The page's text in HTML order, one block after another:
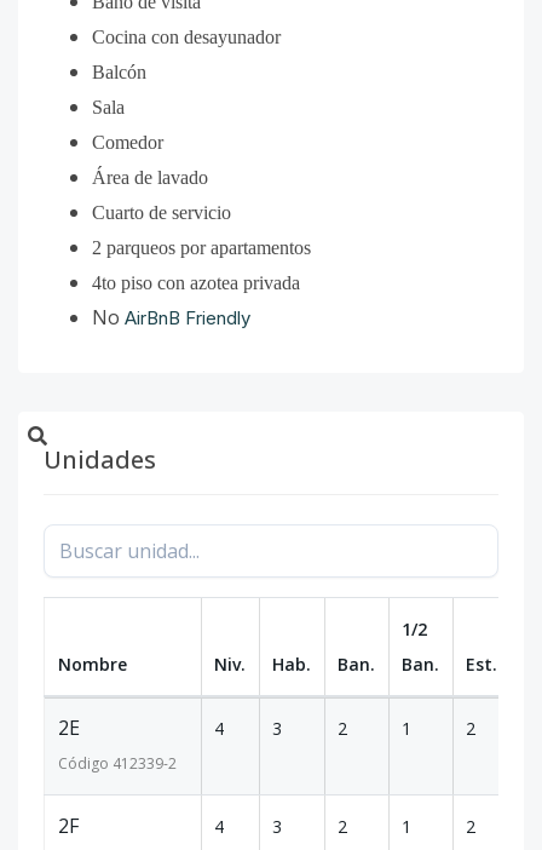
Cocina con desayunador
Balcón
Sala
Comedor
Área de lavado
Cuarto de servicio
2 parqueos por apartamentos
4to piso con azotea privada
No AirBnB Friendly
Unidades
Nombre Niv. Hab. Ban.
1/2
Ban.
Est.
2E
Código 412339-2
4 3 2 1 2
2F 4 3 2 1 2